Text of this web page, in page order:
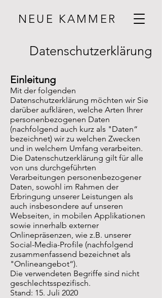
NEUE KAMMER
Datenschutzerklärung
Einleitung
Mit der folgenden
Datenschutzerklärung möchten wir Sie
darüber aufklären, welche Arten Ihrer
personenbezogenen Daten
(nachfolgend auch kurz als "Daten“
bezeichnet) wir zu welchen Zwecken
und in welchem Umfang verarbeiten.
Die Datenschutzerklärung gilt für alle
von uns durchgeführten
Verarbeitungen personenbezogener
Daten, sowohl im Rahmen der
Erbringung unserer Leistungen als
auch insbesondere auf unseren
Webseiten, in mobilen Applikationen
sowie innerhalb externer
Onlinepräsenzen, wie z.B. unserer
Social-Media-Profile (nachfolgend
zusammenfassend bezeichnet als
"Onlineangebot“).
Die verwendeten Begriffe sind nicht
geschlechtsspezifisch.
Stand: 15. Juli 2020